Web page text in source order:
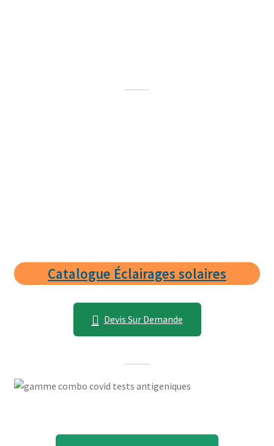
Catalogue Éclairages solaires
Devis Sur Demande